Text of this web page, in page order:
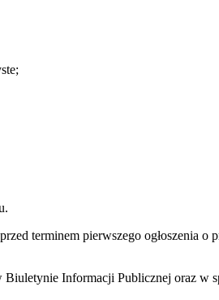
terminem pierwszego ogłoszenia o
Informacji Publicznej oraz